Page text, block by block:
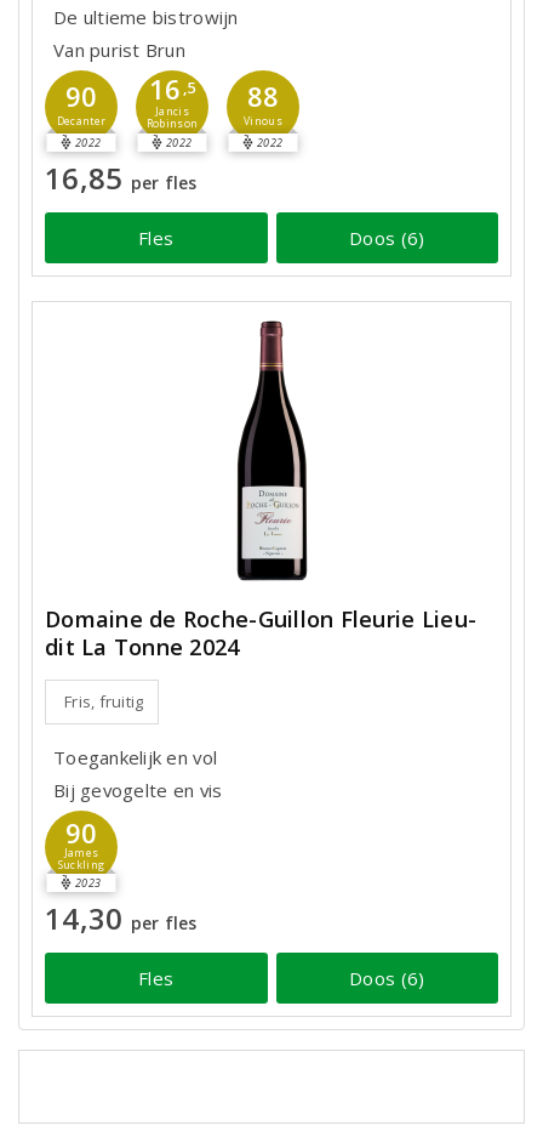
De ultieme bistrowijn
Van purist Brun
90
Decanter
2022
16 ,5
Jancis
Robinson
2022
88
Vinous
2022
16,85 per fles
Fles Doos (6)
Domaine de Roche-Guillon Fleurie Lieu-
dit La Tonne 2024
Fris, fruitig
Toegankelijk en vol
Bij gevogelte en vis
90
James
Suckling
2023
14,30 per fles
Fles Doos (6)